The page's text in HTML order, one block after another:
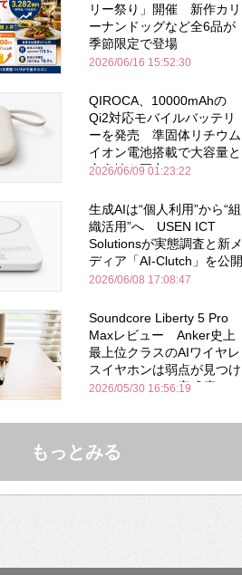
リー祭り」開催 新作カリ
ーナンドッグなど全6品が
季節限定で登場
2026/06/16 15:52:30
QIROCA、10000mAhの
Qi2対応モバイルバッテリ
ーを発売 準固体リチウム
イオン電池搭載で大容量と
安全性を両立
2026/06/09 01:23:22
生成AIは“個人利用”から“組
織活用”へ USEN ICT
Solutionsが実態調査と新メ
ディア「AI-Clutch」を公開
2026/06/08 17:08:47
Soundcore Liberty 5 Pro
Maxレビュー Anker史上
最上位クラスのAIワイヤレ
スイヤホンは弱点が見つけ
づらいくらいの完成度にび
Bose並み
2026/05/30 16:56:19
もっとみる